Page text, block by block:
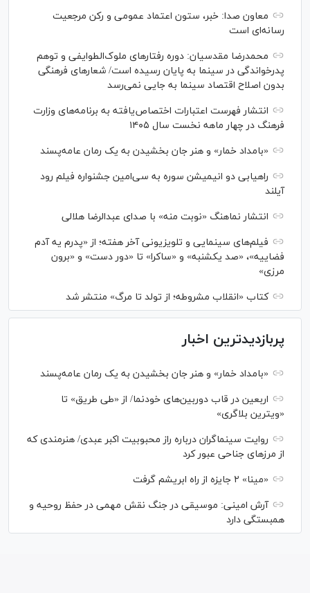
معاون صدا: خبر، ستون اعتماد عمومی و رکن مرجعیت
رسانه‌ای است
محمدرضا مقدسیان: دوره رفتارهای ملوک‌الطوایفی و توهم
پدرخواندگی در سینما به پایان رسیده است/ شعارهای فرهنگی
بدون اصلاح اقتصاد سینما به جایی نمی‌رسد
انتشار فهرست اعتبارات اختصاص‌یافته به برنامه‌های وزارت
فرهنگ در چهار ماهه نخست سال ۱۴۰۵
«بامداد خمار» و هنر جان بخشیدن به یک رمان عامه‌پسند
راهیابی دو انیمیشن سوره به سی‌امین جشنواره فیلم رود
آیلند
انتشار نماهنگ «نوبت منه» با صدای عبدالرضا هلالی
فیلم‌های سینمایی و تلویزیونی آخر هفته؛ از «پدرم یه آدم
فضاییه»، «صد یکشنبه» و «ساکرا» تا «دور دست» و «برون
مرزی»
کتاب «انقلاب مشروطه؛ از تولد تا مرگ» منتشر شد
پربازدیدترین اخبار
«بامداد خمار» و هنر جان بخشیدن به یک رمان عامه‌پسند
اربعین در قاب دوربین‌های خودنما/ از «طی طریق» تا
«ویترین بلاگری»
روایت سینماگران درباره راز محبوبیت اکبر عبدی/ هنرمندی که
از مرزهای جناحی عبور کرد
«مینا» ۲ جایزه از راه ابریشم گرفت
آرش امینی: موسیقی در جنگ نقش مهمی در حفظ روحیه و
همبستگی دارد